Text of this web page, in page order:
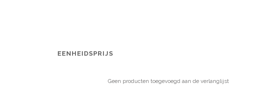
EENHEIDSPRIJS
Geen producten toegevoegd aan de verlanglijst